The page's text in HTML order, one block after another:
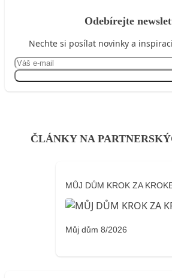
Odebírejte
Nechte si posílat novinky a
ČLÁNKY NA
MŮJ DŮM KROK ZA
Můj dům 8/2026